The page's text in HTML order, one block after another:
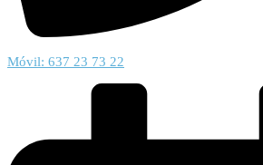
Móvil: 637 23 73 22